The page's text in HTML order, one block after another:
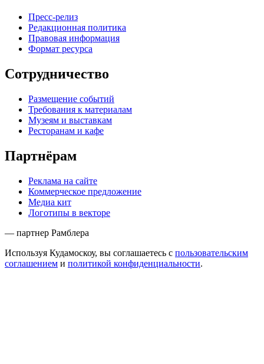
Пресс-релиз
Редакционная политика
Правовая информация
Формат ресурса
Сотрудничество
Размещение событий
Требования к материалам
Музеям и выставкам
Ресторанам и кафе
Партнёрам
Реклама на сайте
Коммерческое предложение
Медиа кит
Логотипы в векторе
— партнер Рамблера
Используя Кудамоскоу, вы соглашаетесь с пользовательским
соглашением и политикой конфиденциальности.